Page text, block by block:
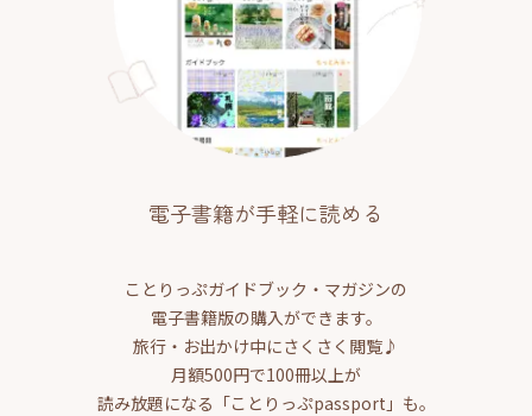
電子書籍が手軽に読める
ことりっぷガイドブック・マガジンの
電子書籍版の購入ができます。
旅行・お出かけ中にさくさく閲覧♪
月額500円で100冊以上が
読み放題になる「ことりっぷpassport」も。